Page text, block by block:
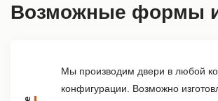
Возможные формы
Мы производим двери в любой
конфигурации. Возможно